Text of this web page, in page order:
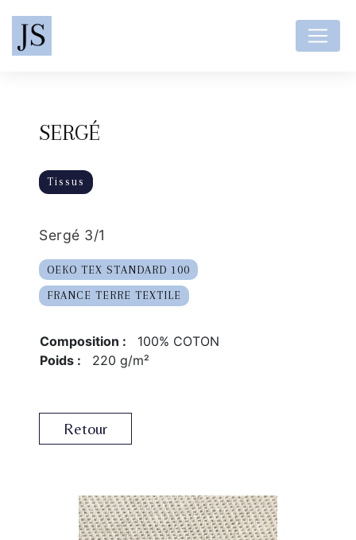
SERGÉ
Tissus
Sergé 3/1
OEKO TEX STANDARD 100
FRANCE TERRE TEXTILE
Composition :
100% COTON
Poids :
220 g/m²
Retour